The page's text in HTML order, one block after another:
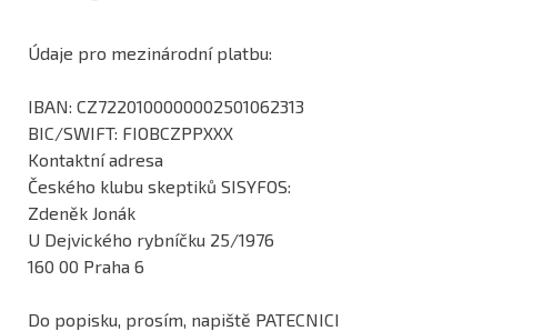
Údaje pro mezinárodní platbu:
IBAN: CZ7220100000002501062313
BIC/SWIFT: FIOBCZPPXXX
Kontaktní adresa
Českého klubu skeptiků SISYFOS:
Zdeněk Jonák
U Dejvického rybníčku 25/1976
160 00 Praha 6
Do popisku, prosím, napiště PATECNICI